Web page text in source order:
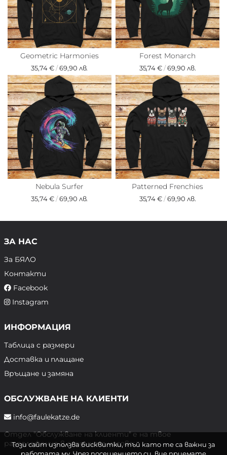
Geometric Harmonies
35,74 €/69,90 лв.
Forest Monarch
35,74 €/69,90 лв.
Nebula Surfer
35,74 €/69,90 лв.
Patterned Frenchies
35,74 €/69,90 лв.
ЗА НАС
За БЯЛО
Контакти
Facebook
Instagram
ИНФОРМАЦИЯ
Таблица с размери
Доставка и плащане
Връщане и замяна
ОБСЛУЖВАНЕ НА КЛИЕНТИ
info@faulekatze.de
Отдел "Обслужване на клиенти" е на твое
разположение в следните часове:
Този сайт използва бисквитки, тъй като те са важни за